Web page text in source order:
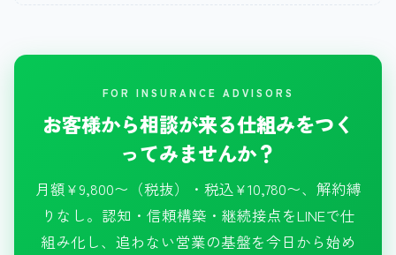
FOR INSURANCE ADVISORS
お客様から相談が来る仕組みをつく
ってみませんか？
月額¥9,800〜（税抜）・税込¥10,780〜、解約縛
りなし。認知・信頼構築・継続接点をLINEで仕
組み化し、追わない営業の基盤を今日から始め